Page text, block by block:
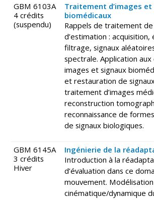
GBM 6103A
4 crédits
(suspendu)
Traitement d’images
biomédicaux
Rappels de traitement
d’estimation : acquisition,
filtrage, signaux
spectrale. Application aux
images et signaux
et restauration de
traitement d’images
reconstruction
reconnaissance de
de signaux biologiques.
GBM 6145A
3 crédits
Hiver
Ingénierie de la
Introduction à la
d’évaluation dans ce
mouvement.
cinématique/dynamique